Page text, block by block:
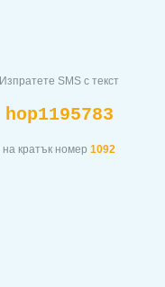
Изпратете SMS с текст
hop1195783
на кратък номер 1092